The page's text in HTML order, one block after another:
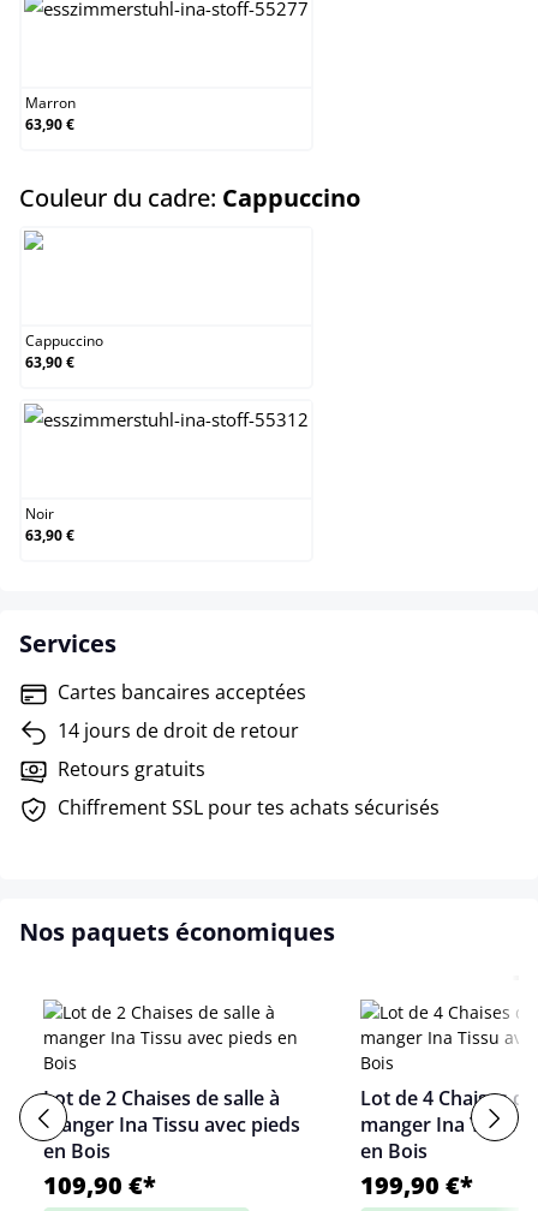
Marron
63,90 €
Couleur du cadre: Cappuccinoselect
Cappuccino
63,90 €
Noir
63,90 €
Services
Cartes bancaires acceptées
14 jours de droit de retour
Retours gratuits
Chiffrement SSL pour tes achats sécurisés
Nos paquets économiques
Lot de 2 Chaises de salle à
manger Ina Tissu avec pieds
en Bois
109,90 €*
Lot de 4 Chaises
manger Ina Tissu
en Bois
199,90 €*